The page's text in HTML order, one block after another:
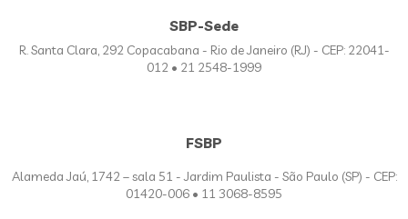
SBP-Sede
R. Santa Clara, 292 Copacabana - Rio de Janeiro (RJ) - CEP: 22041-
012 • 21 2548-1999
FSBP
Alameda Jaú, 1742 – sala 51 - Jardim Paulista - São Paulo (SP) - CEP:
01420-006 • 11 3068-8595